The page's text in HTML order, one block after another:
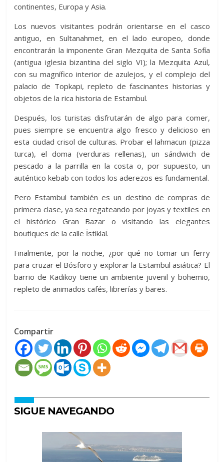
continentes, Europa y Asia.
Los nuevos visitantes podrán orientarse en el casco
antiguo, en Sultanahmet, en el lado europeo, donde
encontrarán la imponente Gran Mezquita de Santa Sofía
(antigua iglesia bizantina del siglo VI); la Mezquita Azul,
con su magnífico interior de azulejos, y el complejo del
palacio de Topkapi, repleto de fascinantes historias y
objetos de la rica historia de Estambul.
Después, los turistas disfrutarán de algo para comer,
pues siempre se encuentra algo fresco y delicioso en
esta ciudad crisol de culturas. Probar el lahmacun (pizza
turca), el doma (verduras rellenas), un sándwich de
pescado a la parrilla en la costa o, por supuesto, un
auténtico kebab con todos los aderezos es fundamental.
Pero Estambul también es un destino de compras de
primera clase, ya sea regateando por joyas y textiles en
el histórico Gran Bazar o visitando las elegantes
boutiques de la calle İstiklal.
Finalmente, por la noche, ¿por qué no tomar un ferry
para cruzar el Bósforo y explorar la Estambul asiática? El
barrio de Kadikoy tiene un ambiente juvenil y bohemio,
repleto de animados cafés, librerías y bares.
Compartir
SIGUE NAVEGANDO